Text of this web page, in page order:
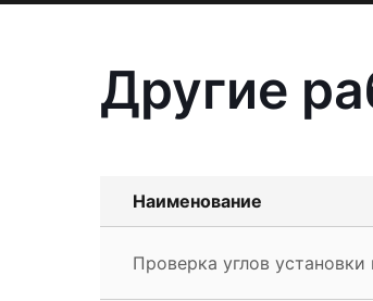
Другие
Наименование
Проверка углов